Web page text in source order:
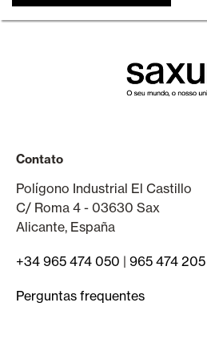
Contato
Polígono Industrial El Castillo
C/ Roma 4 - 03630 Sax
Alicante, España
+34 965 474 050 | 965 474 205
Perguntas frequentes